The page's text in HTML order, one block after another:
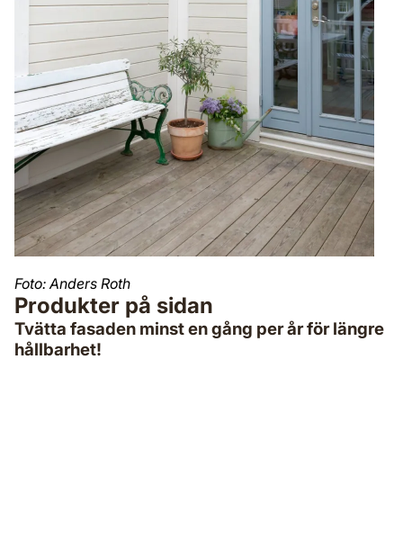
Foto: Anders Roth
Produkter på sidan
Tvätta fasaden minst en gång per år för längre
hållbarhet!